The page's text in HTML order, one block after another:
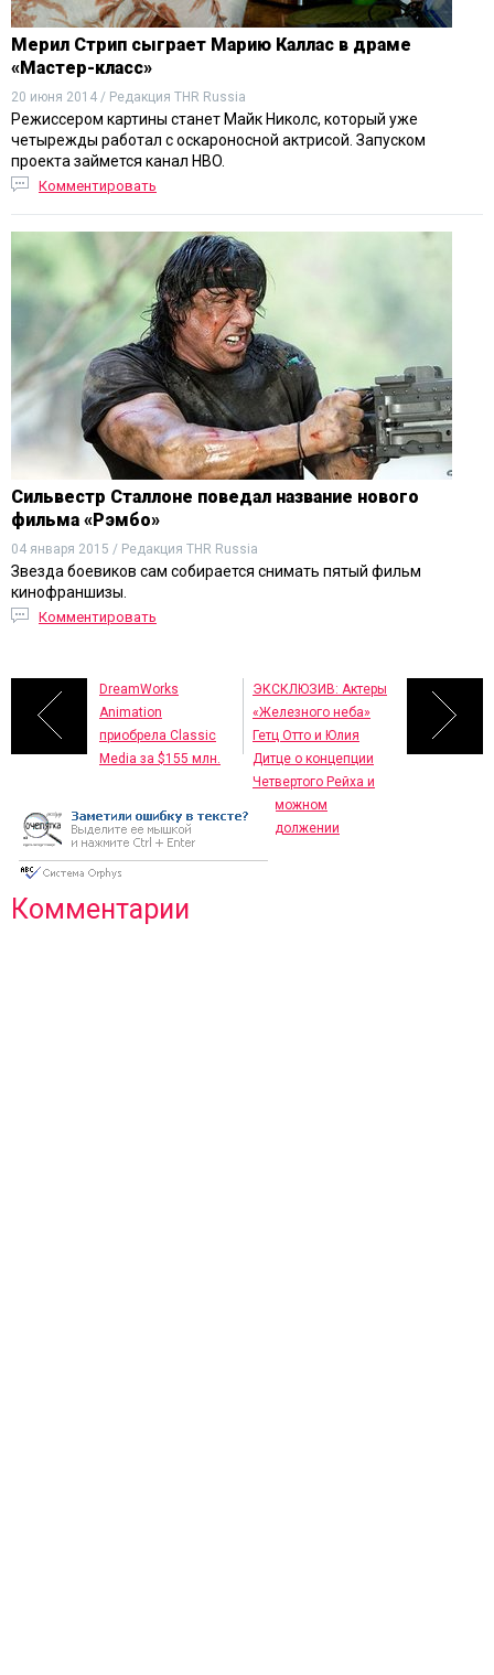
Мерил Стрип сыграет Марию Каллас в драме
«Мастер-класс»
20 июня 2014 / Редакция THR Russia
Режиссером картины станет Майк Николс, который уже
четырежды работал с оскароносной актрисой. Запуском
проекта займется канал HBO.
Комментировать
Сильвестр Сталлоне поведал название нового
фильма «Рэмбо»
04 января 2015 / Редакция THR Russia
Звезда боевиков сам собирается снимать пятый фильм
кинофраншизы.
Комментировать
DreamWorks
Animation
приобрела Classic
Media за $155 млн.
ЭКСКЛЮЗИВ: Актеры
«Железного неба»
Гетц Отто и Юлия
Дитце о концепции
Четвертого Рейха и
возможном
продолжении
Комментарии